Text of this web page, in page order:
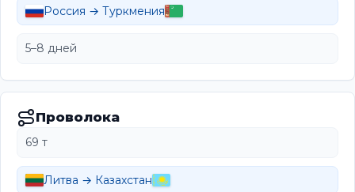
Россия → Туркмения
5–8 дней
Проволока
69 т
Литва → Казахстан